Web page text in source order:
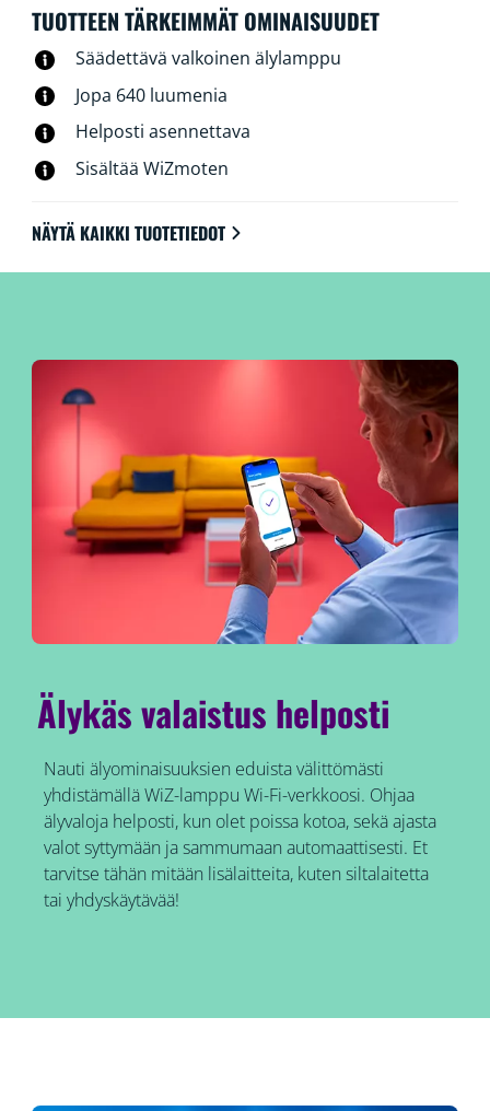
TUOTTEEN TÄRKEIMMÄT OMINAISUUDET
Säädettävä valkoinen älylamppu
Jopa 640 luumenia
Helposti asennettava
Sisältää WiZmoten
NÄYTÄ KAIKKI TUOTETIEDOT
Älykäs valaistus helposti
Nauti älyominaisuuksien eduista välittömästi
yhdistämällä WiZ-lamppu Wi-Fi-verkkoosi. Ohjaa
älyvaloja helposti, kun olet poissa kotoa, sekä ajasta
valot syttymään ja sammumaan automaattisesti. Et
tarvitse tähän mitään lisälaitteita, kuten siltalaitetta
tai yhdyskäytävää!